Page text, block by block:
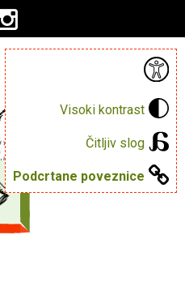
Visoki kontrast
Čitljiv slog
Podcrtane poveznice